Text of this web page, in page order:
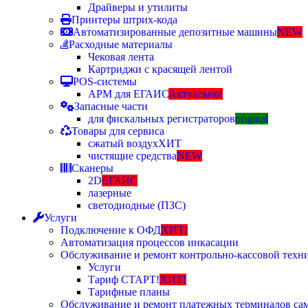
Драйверы и утилиты
Принтеры штрих-кода
Автоматизированные депозитные машиныNEW
Расходные материалы
Чековая лента
Картриджи с красящей лентой
POS-системы
АРМ для ЕГАИСАктуально!
Запасные части
для фискальных регистраторовoriginal
Товары для сервиса
сжатый воздухХИТ
чистящие средстваNEW
Сканеры
2DЕГАИС
лазерные
светодиодные (ПЗС)
Услуги
Подключение к ОФДХИТ!
Автоматизация процессов инкасации
Обслуживание и ремонт контрольно-кассовой
Услуги
Тариф СТАРТ!ХИТ!
Тарифные планы
Обслуживание и ремонт платежных терминалов